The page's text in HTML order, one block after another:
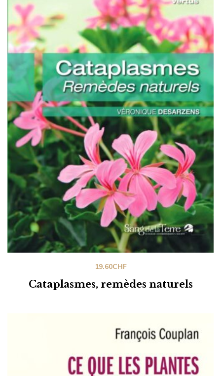
Cataplasmes, remèdes naturels
19.60CHF